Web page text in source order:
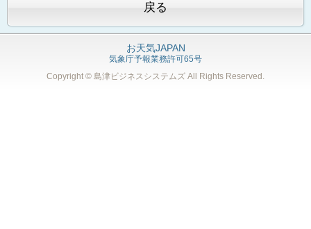
戻る
お天気JAPAN
気象庁予報業務許可65号
Copyright © 島津ビジネスシステムズ All Rights Reserved.